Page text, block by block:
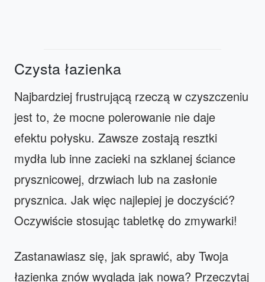
Czysta łazienka
Najbardziej frustrującą rzeczą w czyszczeniu
jest to, że mocne polerowanie nie daje
efektu połysku. Zawsze zostają resztki
mydła lub inne zacieki na szklanej ściance
prysznicowej, drzwiach lub na zasłonie
prysznica. Jak więc najlepiej je doczyścić?
Oczywiście stosując tabletkę do zmywarki!
Zastanawiasz się, jak sprawić, aby Twoja
łazienka znów wygląda jak nowa? Przeczytaj